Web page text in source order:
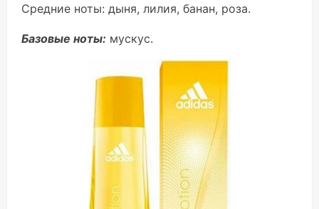
Средние ноты: дыня, лилия, банан, роза.
Базовые ноты: мускус.